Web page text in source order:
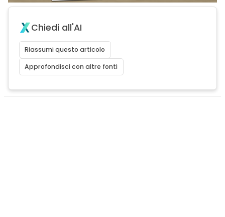
Chiedi all'AI
Riassumi questo articolo
Approfondisci con altre fonti